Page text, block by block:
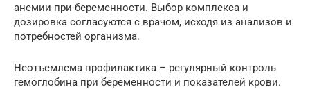
анемии при беременности. Выбор комплекса и
дозировка согласуются с врачом, исходя из анализов и
потребностей организма.
Неотъемлема профилактика – регулярный контроль
гемоглобина при беременности и показателей крови.